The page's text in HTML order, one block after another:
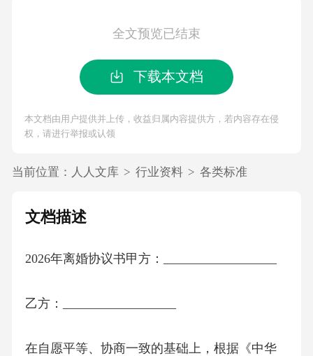
全文预览已结束
下载本文档
本文档由用户提供并上传，收益归属内容提供方，若内容存在侵
权，请进行举报或认领
当前位置： 人人文库 > 行业资料 > 各类标准
文档描述
2026年离婚协议书甲方：__________________
乙方：__________________
在自愿平等、协商一致的基础上，根据《中华